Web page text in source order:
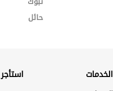
حائل
الخدمات استأجر